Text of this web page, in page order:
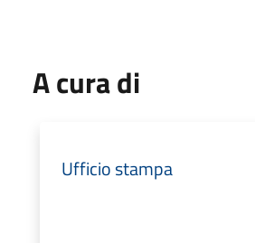
A cura di
Ufficio stampa